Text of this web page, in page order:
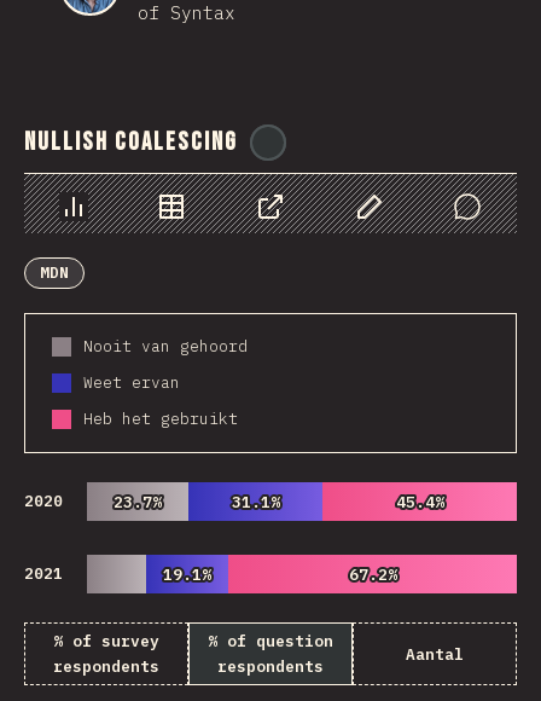
of Syntax
Nullish Coalescing
Chart Data Share Customize Data
Comments
MDN
Nooit van gehoord
Weet ervan
Heb het gebruikt
2020 23.7%
23.7% 31.1%
31.1% 45.4%
45.4%
2021 19.1%
19.1% 67.2%
67.2%
% of survey
respondents
% of question
respondents
Aantal